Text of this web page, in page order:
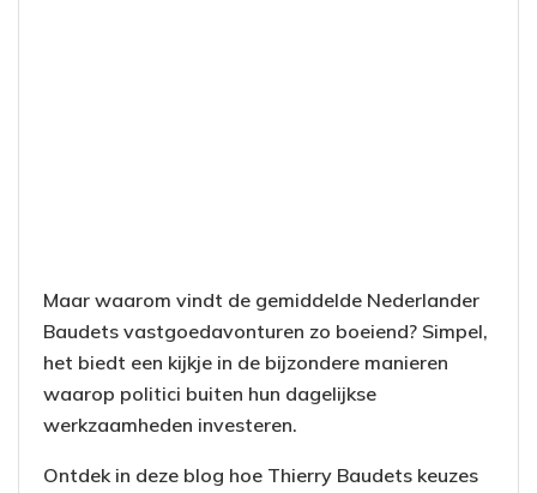
Maar waarom vindt de gemiddelde Nederlander
Baudets vastgoedavonturen zo boeiend? Simpel,
het biedt een kijkje in de bijzondere manieren
waarop politici buiten hun dagelijkse
werkzaamheden investeren.
Ontdek in deze blog hoe Thierry Baudets keuzes